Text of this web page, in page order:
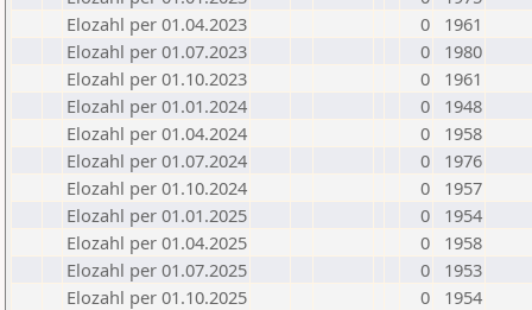
Elozahl per 01.04.2023
0
1961
Elozahl per 01.07.2023
0
1980
Elozahl per 01.10.2023
0
1961
Elozahl per 01.01.2024
0
1948
Elozahl per 01.04.2024
0
1958
Elozahl per 01.07.2024
0
1976
Elozahl per 01.10.2024
0
1957
Elozahl per 01.01.2025
0
1954
Elozahl per 01.04.2025
0
1958
Elozahl per 01.07.2025
0
1953
Elozahl per 01.10.2025
0
1954